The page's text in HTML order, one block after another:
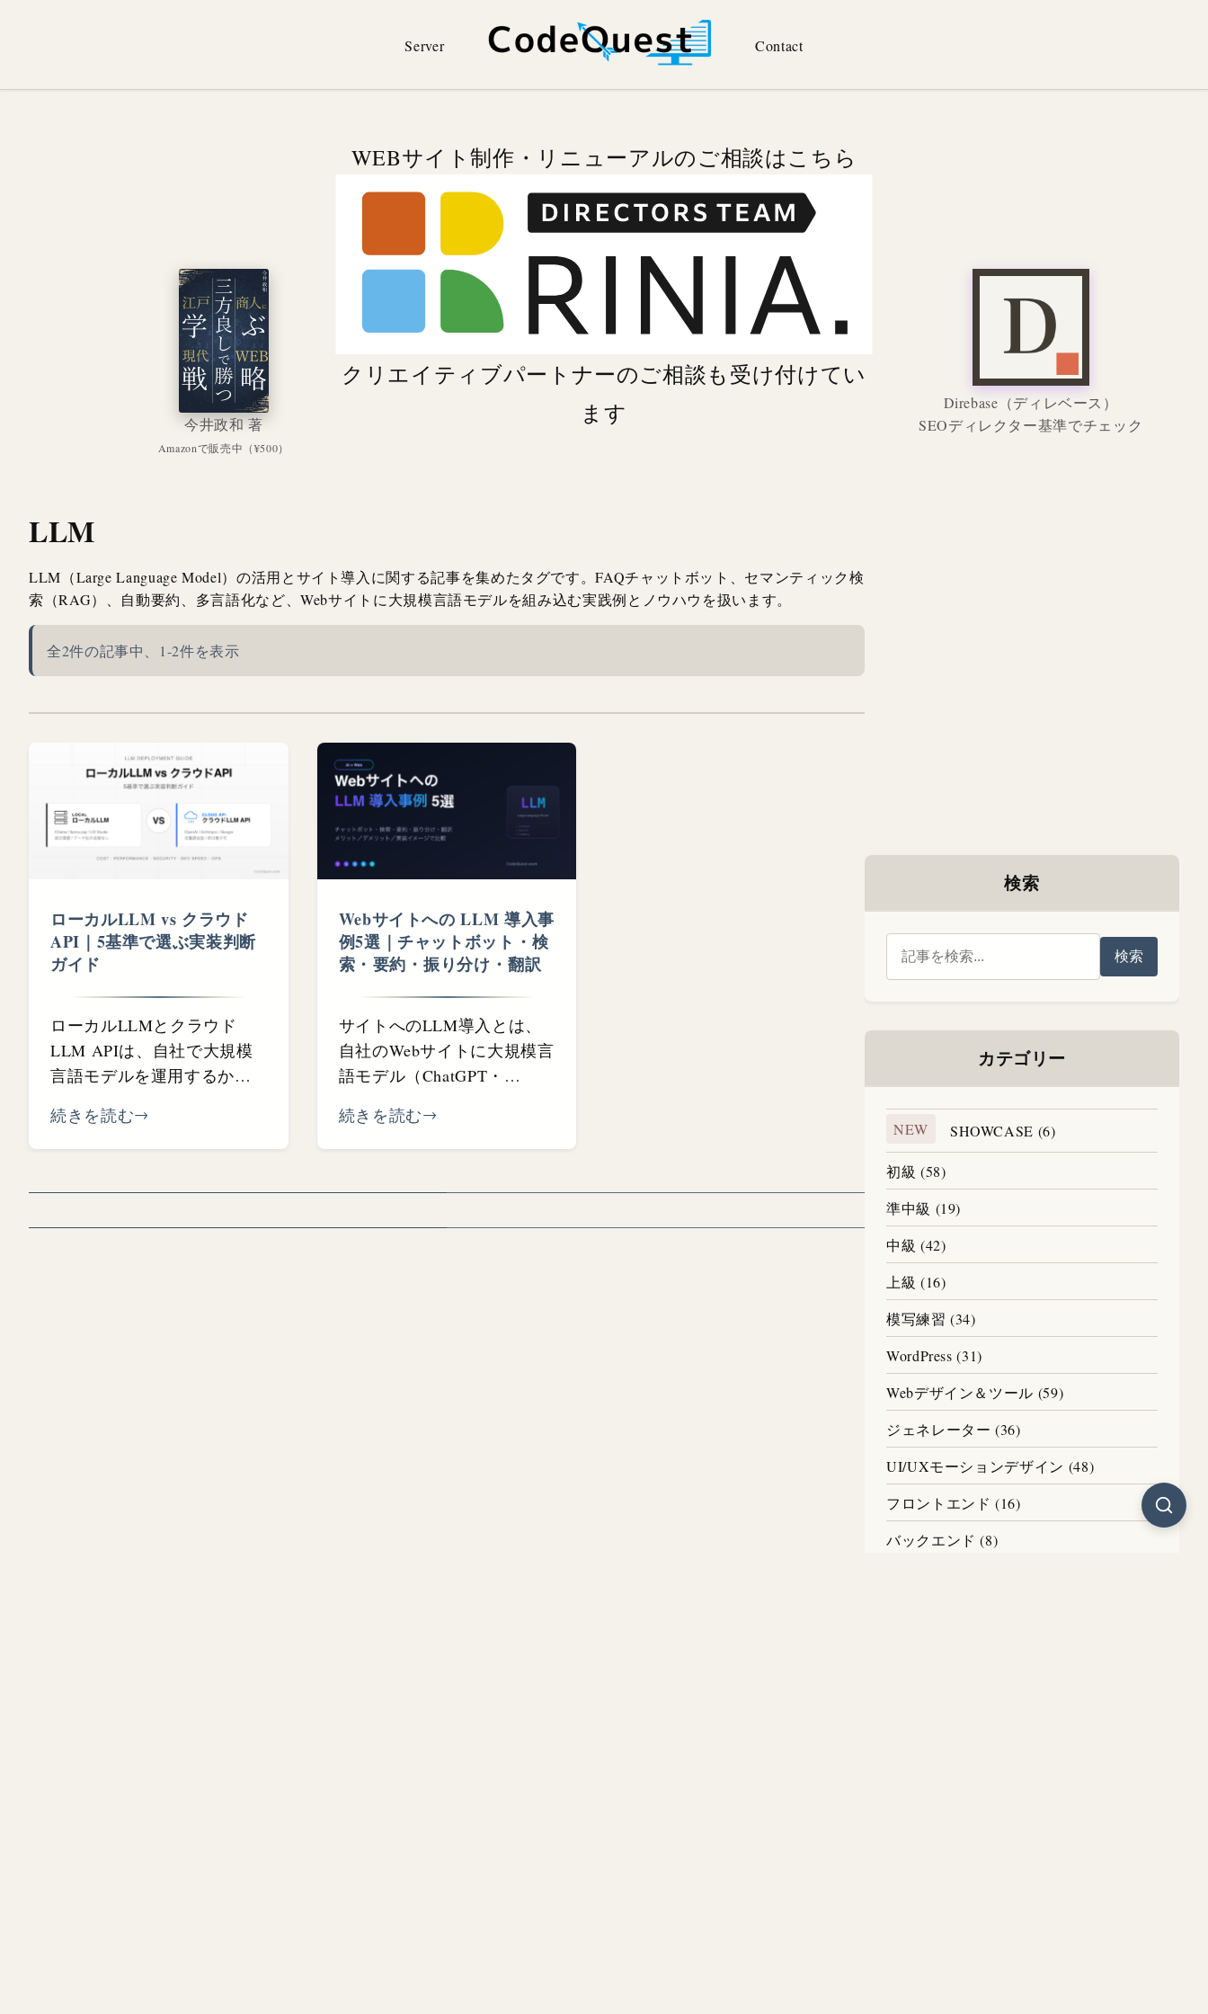
Server Contact
今井政和 著
Amazonで販売中（¥500）
WEBサイト制作・リニューアルのご相談はこちら
クリエイティブパートナーのご相談も受け付けてい
ます
Direbase （ディレベース）
SEOディレクター基準でチェック
LLM
LLM（Large Language Model）の活用とサイト導入に関する記事を集めたタグです。FAQチャットボット、セマンティック検
索（RAG）、自動要約、多言語化など、Webサイトに大規模言語モデルを組み込む実践例とノウハウを扱います。
全2件の記事中、1-2件を表示
ローカルLLM vs クラウド
API｜5基準で選ぶ実装判断
ガイド
ローカルLLMとクラウド
LLM APIは、自社で大規模
言語モデルを運用するか、
続きを読む
Webサイトへの LLM 導入事
例5選｜チャットボット・⁠検
索・⁠要約・⁠振り分け・⁠翻訳
サイトへのLLM導入とは、
自社のWebサイトに大規模言
語モデル（ChatGPT・
続きを読む
検索
検索
カテゴリー
NEW SHOWCASE (6)
初級 (58)
準中級 (19)
中級 (42)
上級 (16)
模写練習 (34)
WordPress (31)
Webデザイン＆ツール (59)
ジェネレーター (36)
UI/UXモーションデザイン (48)
フロントエンド (16)
バックエンド (8)